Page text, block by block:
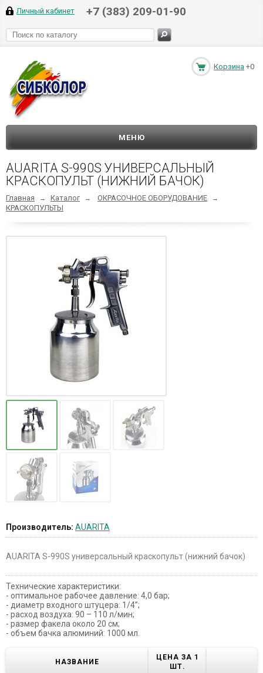
Личный кабинет +7 (383) 209-01-90
Корзина +0
МЕНЮ
AUARITA S-990S УНИВЕРСАЛЬНЫЙ
КРАСКОПУЛЬТ (НИЖНИЙ БАЧОК)
Главная → Каталог → ОКРАСОЧНОЕ ОБОРУДОВАНИЕ →
КРАСКОПУЛЬТЫ
Производитель: AUARITA
AUARITA S-990S универсальный краскопульт (нижний бачок)
Технические характеристики:
- оптимальное рабочее давление: 4,0 бар;
- диаметр входного штуцера: 1/4”;
- расход воздуха: 90 – 110 л/мин;
- размер факела около 20 см;
- объем бачка алюминий: 1000 мл.
НАЗВАНИЕ
ЦЕНА ЗА 1
ШТ.